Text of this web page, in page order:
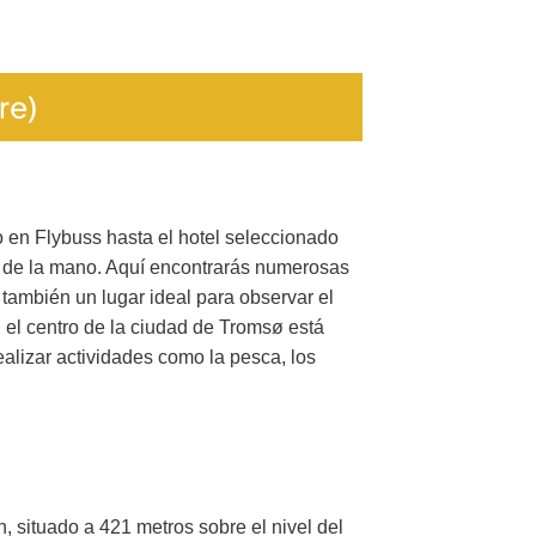
Flybuss hasta el hotel seleccionado
la mano. Aquí encontrarás numerosas
un lugar ideal para observar el
centro de la ciudad de Tromsø está
actividades como la pesca, los
situado a 421 metros sobre el nivel del